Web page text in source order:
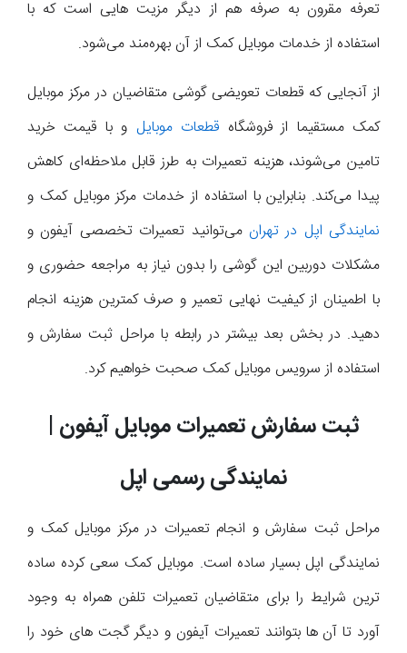
تعرفه مقرون به صرفه هم از دیگر مزیت هایی است که با
استفاده از خدمات موبایل کمک از آن بهره‌مند می‌شود.
از آنجایی که قطعات تعویضی گوشی متقاضیان در مرکز موبایل
کمک مستقیما از فروشگاه قطعات موبایل و با قیمت خرید
تامین می‌شوند، هزینه تعمیرات به طرز قابل ملاحظه‌ای کاهش
پیدا می‌کند. بنابراین با استفاده از خدمات مرکز موبایل کمک و
نمایندگی اپل در تهران می‌توانید تعمیرات تخصصی آیفون و
مشکلات دوربین این گوشی را بدون نیاز به مراجعه حضوری و
با اطمینان از کیفیت نهایی تعمیر و صرف کمترین هزینه انجام
دهید. در بخش بعد بیشتر در رابطه با مراحل ثبت سفارش و
استفاده از سرویس موبایل کمک صحبت خواهیم کرد.
ثبت سفارش تعمیرات موبایل آیفون |
نمایندگی رسمی اپل
مراحل ثبت سفارش و انجام تعمیرات در مرکز موبایل کمک و
نمایندگی اپل بسیار ساده است. موبایل کمک سعی کرده ساده
ترین شرایط را برای متقاضیان تعمیرات تلفن همراه به وجود
آورد تا آن ها بتوانند تعمیرات آیفون و دیگر گجت های خود را